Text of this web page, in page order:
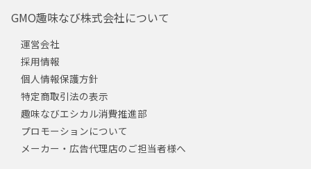
GMO趣味なび株式会社について
運営会社
採用情報
個人情報保護方針
特定商取引法の表示
趣味なびエシカル消費推進部
プロモーションについて
メーカー・広告代理店のご担当者様へ